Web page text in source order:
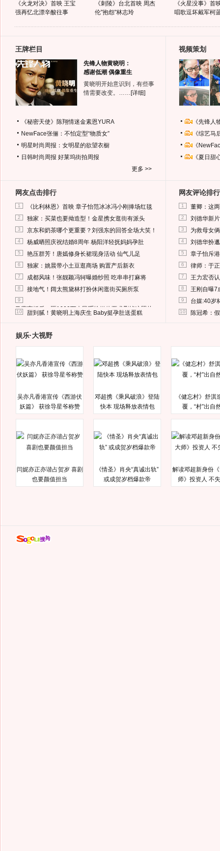
《火龙对决》首映 王宝
强再忆北漂辛酸往事
《刺陵》台北首映 周杰
伦"抱怨"林志玲
《火星没事》首
唱歌逗坏戴军柯
王牌栏目
先锋人物黄晓明：
感谢低潮 偶像重生
黄晓明开始意识到，有些事
情需要改变。…… [详细]
《秘密天使》陈翔情迷金素恩YURA
NewFace张俪：不怕定型“物质女”
明星时尚周报：女明星的欲望衣橱
日韩时尚周报 好莱坞街拍周报
更多 >>
视频策划
《先锋
《综艺
《
《夏日
网友点击排行
1 《比利林恩》首映 章子怡范冰冰冯小刚捧场红毯
2 独家：买菜也要拗造型！金星携女逛街有派头
3 京东和奶茶哪个更重要？刘强东的回答全场大笑！
4 杨威晒照庆祝结婚8周年 杨阳洋轻抚妈妈孕肚
5 艳压群芳！唐嫣修身长裙现身活动 仙气儿足
6 独家：姚晨带小土豆逛商场 购置产后新衣
7 成都风味！张靓颖冯轲曝婚纱照 吃串串打麻将
8 接地气！阔太熊黛林打扮休闲逛街买厕所泵
9
马蓉离婚后，砸1000万人民币给媒体要求删掉这照片
10 甜到腻！黄晓明上海庆生 Baby挺孕肚送蛋糕
网友评论排行
1 董卿：这
2 刘德华新
3 为救母女
4 刘德华扮
5 章子怡斥
6 律师：于
7 王力宏否
8 王刚自曝7
9 台媒:40岁
10 陈冠希：
娱乐·大视野
吴亦凡香港宣传《西游伏
妖篇》 获徐导星爷称赞
邓超携《乘风破浪》登陆
快本 现场释放表情包
《健忘村》舒淇
覆，“村”出自
闫妮亦正亦谐占贺岁 喜剧
也要颜值担当
《情圣》肖央“真诚出轨”
或成贺岁档爆款帝
解读邓超新身份
师》投资人 不